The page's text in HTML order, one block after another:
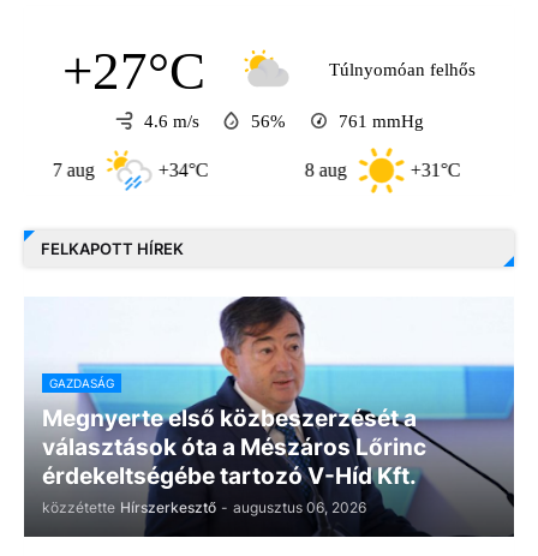
+27°C Túlnyomóan felhős
4.6 m/s 56% 761 mmHg
+34°C +31°C
FELKAPOTT HÍREK
GAZDASÁG
Megnyerte első közbeszerzését a
választások óta a Mészáros Lőrinc
érdekeltségébe tartozó V-Híd Kft.
közzétette Hírszerkesztő - augusztus 06, 2026